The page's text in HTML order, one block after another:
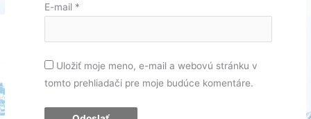
E-mail *
Uložiť moje meno, e-mail a webovú stránku v
tomto prehliadači pre moje budúce komentáre.